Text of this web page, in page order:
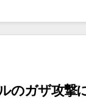
のガザ攻撃